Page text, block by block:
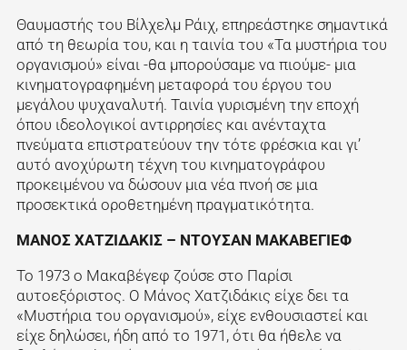
Θαυμαστής του Βίλχελμ Ράιχ, επηρεάστηκε σημαντικά
από τη θεωρία του, και η ταινία του «Τα μυστήρια του
οργανισμού» είναι -θα μπορούσαμε να πιούμε- μια
κινηματογραφημένη μεταφορά του έργου του
μεγάλου ψυχαναλυτή. Ταινία γυρισμένη την εποχή
όπου ιδεολογικοί αντιρρησίες και ανένταχτα
πνεύματα επιστρατεύουν την τότε φρέσκια και γι’
αυτό ανοχύρωτη τέχνη του κινηματογράφου
προκειμένου να δώσουν μια νέα πνοή σε μια
προσεκτικά οροθετημένη πραγματικότητα.
ΜΑΝΟΣ ΧΑΤΖΙΔΑΚΙΣ – ΝΤΟΥΣΑΝ ΜΑΚΑΒΕΓΙΕΦ
Το 1973 ο Μακαβέγεφ ζούσε στο Παρίσι
αυτοεξόριστος. Ο Μάνος Χατζιδάκις είχε δει τα
«Μυστήρια του οργανισμού», είχε ενθουσιαστεί και
είχε δηλώσει, ήδη από το 1971, ότι θα ήθελε να